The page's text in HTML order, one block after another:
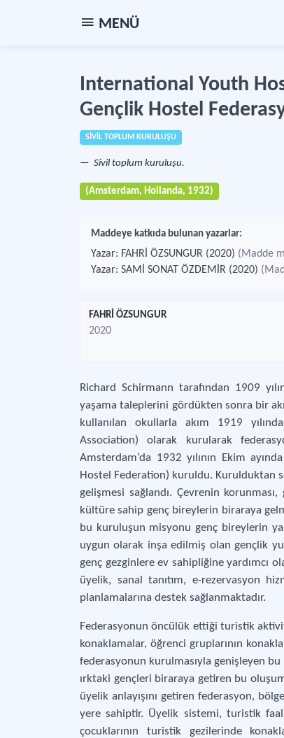
MENÜ
International Youth
Gençlik Hostel
SİVİL TOPLUM KURULUŞU
Sivil toplum kuruluşu.
(Amsterdam, Hollanda, 1932)
Maddeye katkıda bulunan yazarlar:
Yazar: FAHRİ ÖZSUNGUR (2020) (Madde
Yazar: SAMİ SONAT ÖZDEMİR (2020)
FAHRİ ÖZSUNGUR
2020
Richard Schirmann tarafından 1909
yaşama taleplerini gördükten sonra bir
kullanılan okullarla akım 1919
Association) olarak kurularak
Amsterdam’da 1932 yılının Ekim
Hostel Federation) kuruldu. Kurulduktan
gelişmesi sağlandı. Çevrenin
kültüre sahip genç bireylerin biraraya
bu kuruluşun misyonu genç bireylerin
uygun olarak inşa edilmiş olan gençlik
genç gezginlere ev sahipliğine yardımcı
üyelik, sanal tanıtım, e-rezervasyon
planlamalarına destek sağlanmaktadır.
Federasyonun öncülük ettiği turistik
konaklamalar, öğrenci gruplarının
federasyonun kurulmasıyla genişleyen
ırktaki gençleri biraraya getiren bu
üyelik anlayışını getiren federasyon,
yere sahiptir. Üyelik sistemi, turistik
çocuklarının turistik gezilerinde